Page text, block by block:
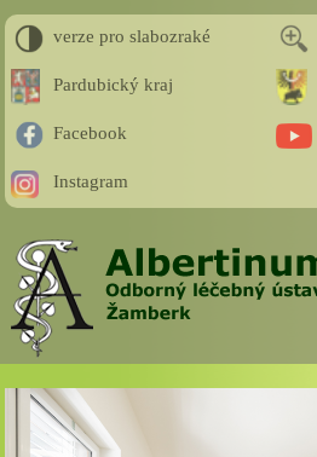
verze pro slabozraké
Pardubický kraj
Facebook
Instagram